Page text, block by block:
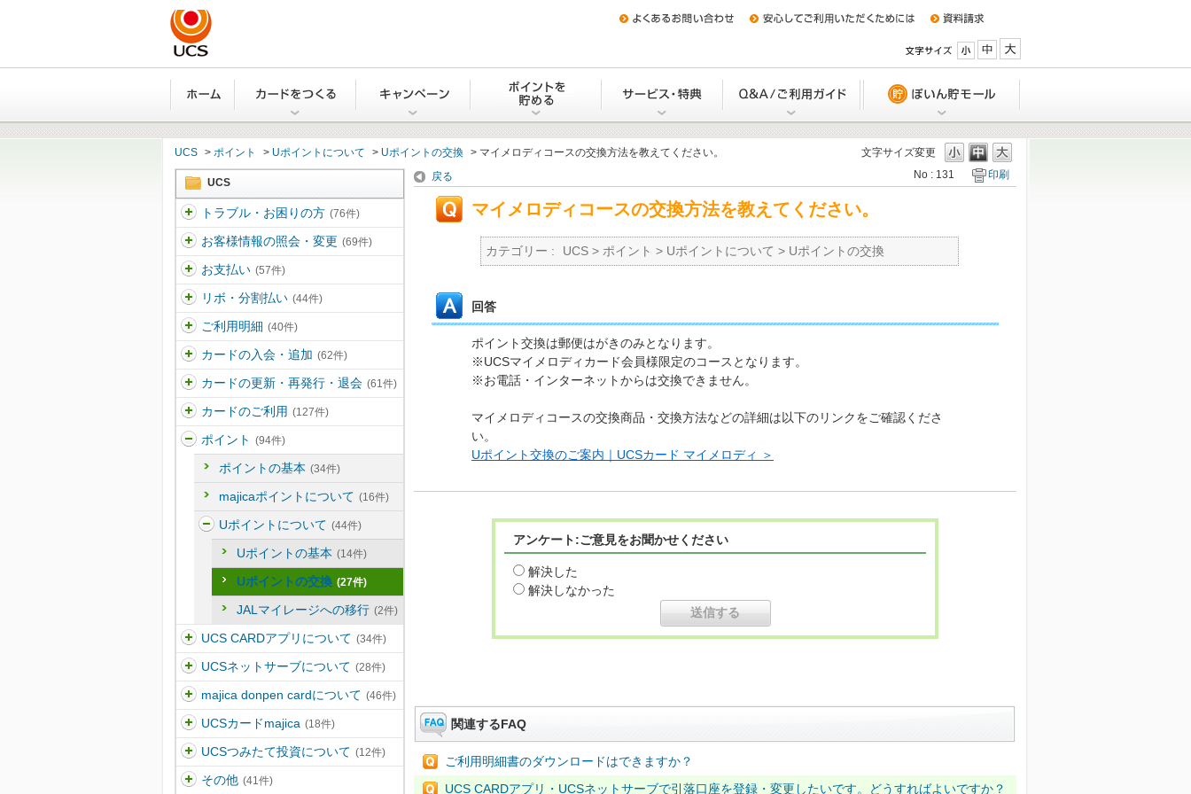
小 中
文字サイズ変更
UCS > ポイント > Uポイントについて > Uポイントの交換 > マイメロディコースの交換方法を教えてください。
UCS
トラブル・お困りの方 (76件)
お客様情報の照会・変更 (69件)
お支払い (57件)
リボ・分割払い (44件)
ご利用明細 (40件)
カードの入会・追加 (62件)
カードの更新・再発行・退会 (61件)
カードのご利用 (127件)
ポイント (94件)
ポイントの基本 (34件)
majicaポイントについて (16件)
Uポイントについて (44件)
Uポイントの基本 (14件)
Uポイントの交換 (27件)
JALマイレージへの移行 (2件)
UCS CARDアプリについて (34件)
UCSネットサーブについて (28件)
majica donpen cardについて (46件)
UCSカードmajica (18件)
UCSつみたて投資について (12件)
その他 (41件)
戻る No : 131 印刷
マイメロディコースの交換方法を教えてください。
カテゴリー : UCS > ポイント > Uポイントについて > Uポイントの交換
回答
ポイント交換は郵便はがきのみとなります。
※UCSマイメロディカード会員様限定のコースとなります。
※お電話・インターネットからは交換できません。
マイメロディコースの交換商品・交換方法などの詳細は以下のリンクをご確認くださ
い。
Uポイント交換のご案内｜UCSカード マイメロディ ＞
アンケート:ご意見をお聞かせください
解決した
解決しなかった
関連するFAQ
ご利用明細書のダウンロードはできますか？
UCS CARDアプリ・UCSネットサーブで引落口座を登録・変更したいです。どうすればよいですか？